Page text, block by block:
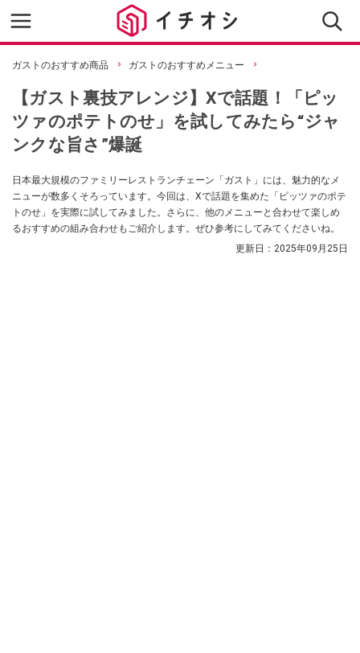
ガストのおすすめ商品 ガストのおすすめメニュー
【ガスト裏技アレンジ】Xで話題！「ピッ
ツァのポテトのせ」を試してみたら“ジャ
ンクな旨さ”爆誕
日本最大規模のファミリーレストランチェーン「ガスト」には、魅力的なメ
ニューが数多くそろっています。今回は、Xで話題を集めた「ピッツァのポテ
トのせ」を実際に試してみました。さらに、他のメニューと合わせて楽しめ
るおすすめの組み合わせもご紹介します。ぜひ参考にしてみてくださいね。
更新日： 2025年09月25日